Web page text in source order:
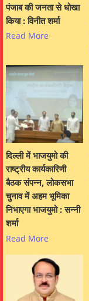
पंजाब की जनता से धोखा
किया : विनीत शर्मा
Read More
दिल्ली में भाजयुमो की
राष्ट्रीय कार्यकारिणी
बैठक संपन्न, लोकसभा
चुनाव में अहम भूमिका
निभाएगा भाजयुमो : सन्नी
शर्मा
Read More